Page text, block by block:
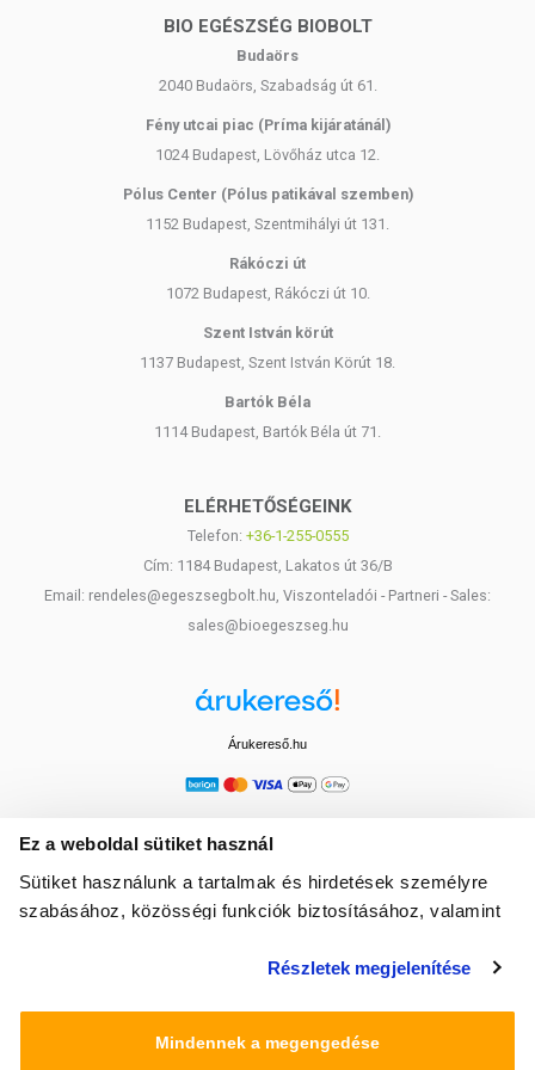
Ez a weboldal sütiket használ
Sütiket használunk a tartalmak és hirdetések személyre
szabásához, közösségi funkciók biztosításához, valamint
média-, hirdető- és elemező partnereinkkel megosztjuk az
amelyeket Ön adott meg számukra vagy az Ön által
Részletek megjelenítése
Mindennek a megengedése
naprakészségre. Kérjük, vegye figyelembe, hogy a webshopon
szereplő információk (beleértve a termékfotókat, tápérték-, összetétel-
természetéből adódóan a tényleges értékek eltérhetnek. A legfrissebb
és pontos információkat mindig a termék csomagolásán találja meg.
A termék kizárólag külső használatra készült, belső fogyasztásra nem
kezelést. Betegség esetén, kérjük, egyeztessen kezelőorvosával a
termék használatáról! Kerülje a szembe kerülést. Az ajánlott napi
mennyiséget ne lépje túl! Irritált vagy sérült bőrfelületen ne
allergiás, ne használja a készítményt! Irritáció vagy kiütés esetén
függessze fel a használatot! Gyermekektől elzárva tartandó.
BIO EGÉSZSÉG BIOBOLT
Budaörs
2040 Budaörs, Szabadság út 61.
Fény utcai piac (Príma kijáratánál)
1024 Budapest, Lövőház utca 12.
Pólus Center (Pólus patikával szemben)
1152 Budapest, Szentmihályi út 131.
Rákóczi út
1072 Budapest, Rákóczi út 10.
Szent István körút
1137 Budapest, Szent István Körút 18.
Bartók Béla
1114 Budapest, Bartók Béla út 71.
ELÉRHETŐSÉGEINK
Telefon: +36-1-255-0555
Cím: 1184 Budapest, Lakatos út 36/B
Email: rendeles@egeszsegbolt.hu, Viszonteladói - Partneri - Sales:
sales@bioegeszseg.hu
Árukereső.hu